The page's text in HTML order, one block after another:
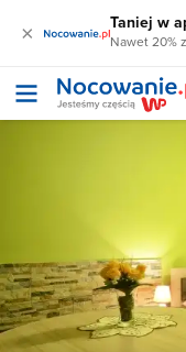
× Taniej w
Nawet 20%